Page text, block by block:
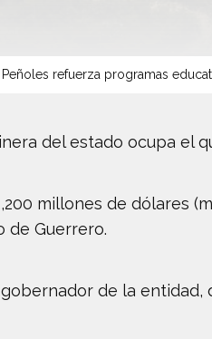
Peñoles refuerza programas
del estado ocupa el
millones de dólares
de Guerrero.
de la